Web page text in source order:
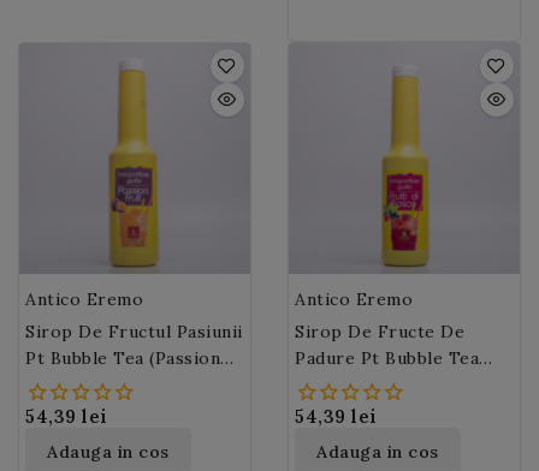
Antico Eremo
Sirop De Fructul Pasiunii
Pt Bubble Tea (passion
Fruit Syrup) Antico
Eremo 1L
54,39 lei
Adauga in cos
Antico Eremo
Sirop De Fructe De
Padure Pt Bubble Tea
(forest Fruit Syrup)
Antico Eremo 1L
54,39 lei
Adauga in cos